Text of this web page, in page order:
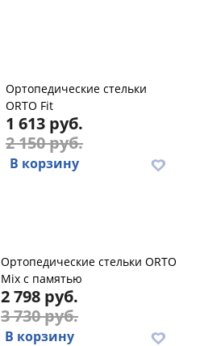
Ортопедические стельки
ORTO Fit
1 613 руб.
2 150 руб.
В корзину
Ортопедические стельки ORTO
Mix с памятью
2 798 руб.
3 730 руб.
В корзину